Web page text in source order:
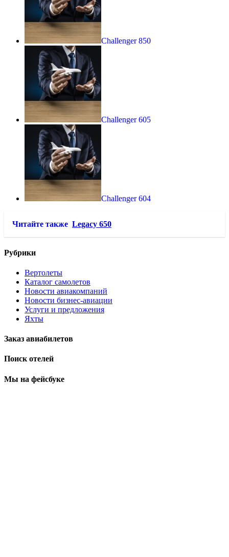
Challenger 850
Challenger 605
Challenger 604
Читайте также Legacy 650
Рубрики
Вертолеты
Каталог самолетов
Новости авиакомпаний
Новости бизнес-авиации
Услуги и предложения
Яхты
Заказ авиабилетов
Поиск отелей
Мы на фейсбуке